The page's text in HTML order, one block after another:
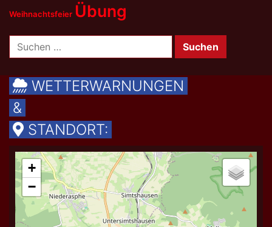
Weihnachtsfeier Übung
nach:
WETTERWARNUNGEN
&
STANDORT: